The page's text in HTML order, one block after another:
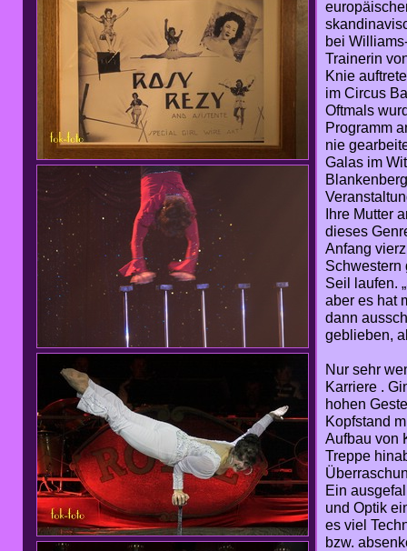
bei
Trainerin
Knie
im Circus
Oftmals
Programm
nie
Galas im
Ihre Mutter
dieses
Anfang
Schwestern
Seil laufen.
aber es hat
dann
geblieben,
Nur sehr
Karriere .
hohen
Kopfstand
Aufbau von
Treppe
Ein
und Optik
es viel
bzw.